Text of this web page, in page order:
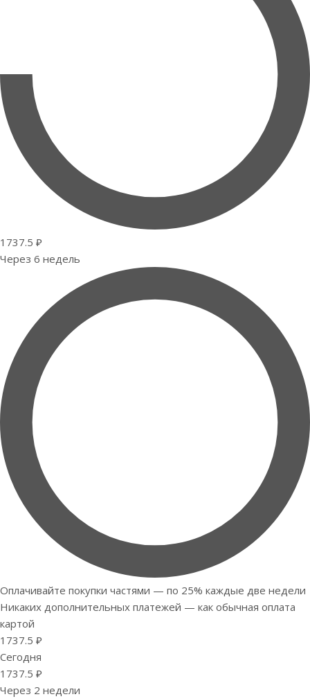
1737.5 ₽
Через 6 недель
Оплачивайте покупки частями — по 25% каждые две недели
Никаких дополнительных платежей — как обычная оплата
картой
1737.5 ₽
Сегодня
1737.5 ₽
Через 2 недели